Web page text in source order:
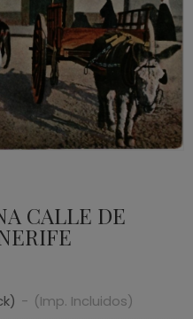
CALLE DE
- (Imp. Incluidos)